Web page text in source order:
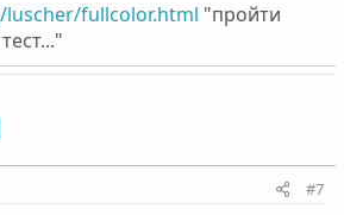
fullcolor.html "пройти
#7